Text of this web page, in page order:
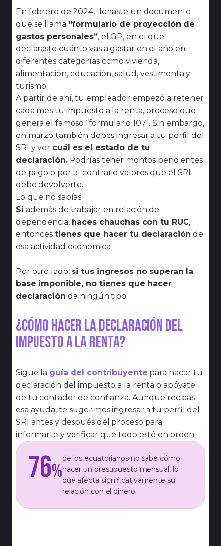
En febrero de 2024, llenaste un documento
que se llama “formulario de proyección de
gastos personales”, el GP, en el que
declaraste cuánto vas a gastar en el año en
diferentes categorías como vivienda,
alimentación, educación, salud, vestimenta y
turismo.
A partir de ahí, tu empleador empezó a retener
cada mes tu impuesto a la renta, proceso que
genera el famoso “formulario 107”. Sin embargo,
en marzo también debes ingresar a tu perfil del
SRI y ver cuál es el estado de tu
declaración. Podrías tener montos pendientes
de pago o por el contrario valores que el SRI
debe devolverte.
Lo que no sabías
Si además de trabajar en relación de
dependencia, haces chauchas con tu RUC,
entonces tienes que hacer tu declaración de
esa actividad económica.
Por otro lado, si tus ingresos no superan la
base imponible, no tienes que hacer
declaración de ningún tipo.
¿Cómo hacer la declaración del
impuesto a la renta?
Sigue la guía del contribuyente para hacer tu
declaración del impuesto a la renta o apóyate
de tu contador de confianza. Aunque recibas
esa ayuda, te sugerimos ingresar a tu perfil del
SRI antes y después del proceso para
informarte y verificar que todo esté en orden.
76%
de los ecuatorianos no sabe cómo
hacer un presupuesto mensual, lo
que afecta significativamente su
relación con el dinero.